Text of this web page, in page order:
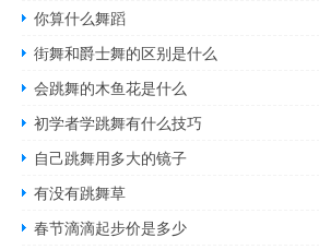
你算什么舞蹈
街舞和爵士舞的区别是什么
会跳舞的木鱼花是什么
初学者学跳舞有什么技巧
自己跳舞用多大的镜子
有没有跳舞草
春节滴滴起步价是多少